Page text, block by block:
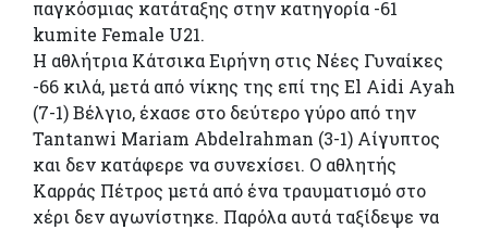
παγκόσμιας κατάταξης στην κατηγορία -61
kumite Female U21.
H αθλήτρια Κάτσικα Ειρήνη στις Νέες Γυναίκες
-66 κιλά, μετά από νίκης της επί της El Aidi Ayah
(7-1) Βέλγιο, έχασε στο δεύτερο γύρο από την
Tantanwi Mariam Abdelrahman (3-1) Αίγυπτος
και δεν κατάφερε να συνεχίσει. Ο αθλητής
Καρράς Πέτρος μετά από ένα τραυματισμό στο
χέρι δεν αγωνίστηκε. Παρόλα αυτά ταξίδεψε να